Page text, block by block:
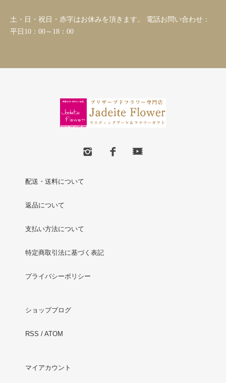
土・日・祝日・赤字はお休みを頂きます。 電話お問い合わせ：
平日10：00～18：00
配送・送料について
返品について
支払い方法について
特定商取引法に基づく表記
プライバシーポリシー
ショップブログ
RSS / ATOM
マイアカウント